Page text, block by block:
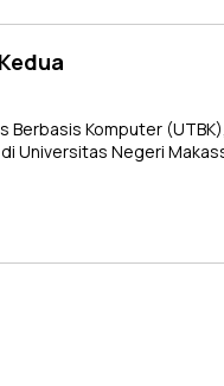
Berbasis Komputer
Universitas Negeri